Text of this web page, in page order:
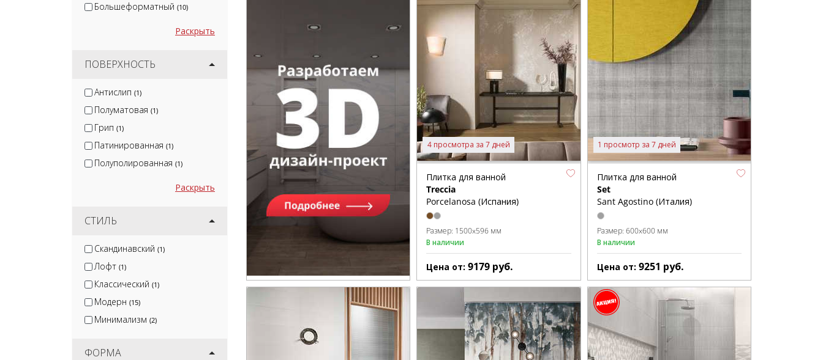
Большеформатный (10)
Раскрыть
ПОВЕРХНОСТЬ
Антислип (1)
Полуматовая (1)
Грип (1)
Патинированная (1)
Полуполированная (1)
Раскрыть
СТИЛЬ
Скандинавский (1)
Лофт (1)
Классический (1)
Модерн (15)
Минимализм (2)
ФОРМА
4 просмотра за 7 дней
Плитка для ванной
Treccia
Porcelanosa (Испания)
Размер: 1500x596 мм
В наличии
Цена от:9179 руб.
1 просмотр за 7 дней
Плитка для ванной
Set
Sant Agostino (Италия)
Размер: 600x600 мм
В наличии
Цена от: 9251 руб.